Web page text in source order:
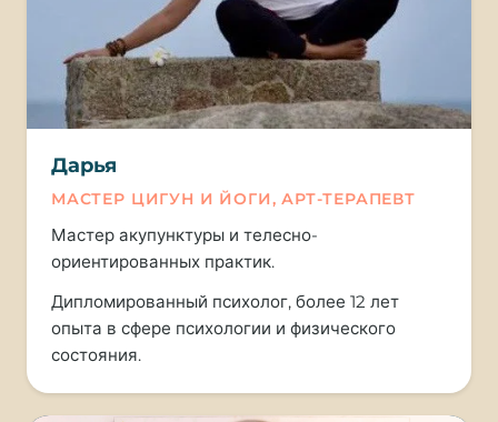
Дарья
МАСТЕР ЦИГУН И ЙОГИ, АРТ-ТЕРАПЕВТ
Мастер акупунктуры и телесно-
ориентированных практик.
Дипломированный психолог, более 12 лет
опыта в сфере психологии и физического
состояния.